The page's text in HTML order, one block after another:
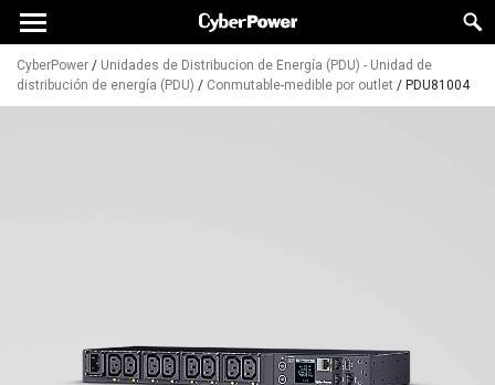
CyberPower / Unidades de Distribucion de Energía (PDU) - Unidad de
distribución de energía (PDU) / Conmutable-medible por outlet / PDU81004